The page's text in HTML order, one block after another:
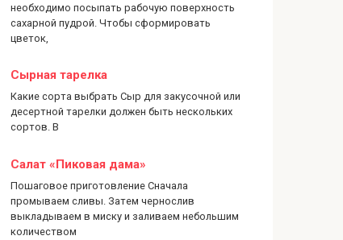
необходимо посыпать рабочую поверхность
сахарной пудрой. Чтобы сформировать
цветок,
Сырная тарелка
Какие сорта выбрать Сыр для закусочной или
десертной тарелки должен быть нескольких
сортов. В
Салат «Пиковая дама»
Пошаговое приготовление Сначала
промываем сливы. Затем чернослив
выкладываем в миску и заливаем небольшим
количеством